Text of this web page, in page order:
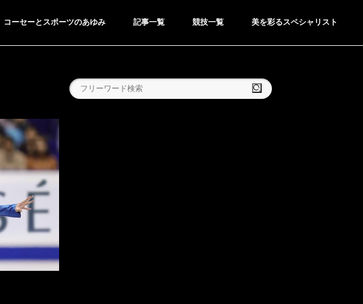
コーセーとスポーツのあゆみ 記事一覧 競技一覧 美を彩るスペシャリスト
BREAKING
● ブレイキン
検索